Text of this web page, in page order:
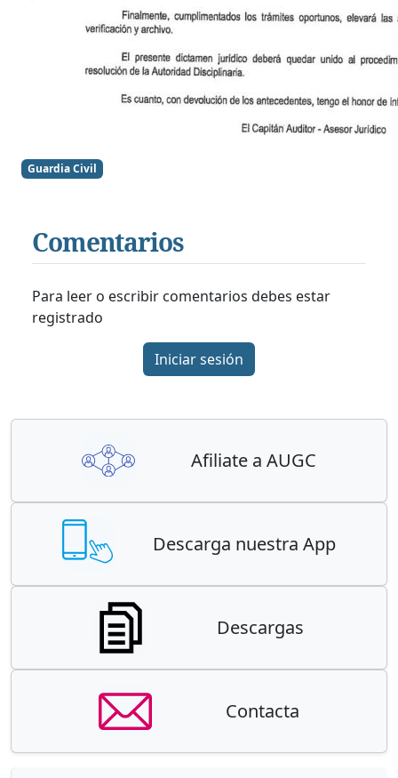
Guardia Civil
Comentarios
Para leer o escribir comentarios debes estar
registrado
Iniciar sesión
Afiliate a AUGC
Descarga nuestra App
Descargas
Contacta